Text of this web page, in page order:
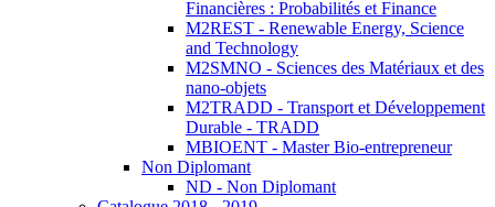
Financières : Probabilités et Finance
M2REST - Renewable Energy, Science
and Technology
M2SMNO - Sciences des Matériaux et des
nano-objets
M2TRADD - Transport et Développement
Durable - TRADD
MBIOENT - Master Bio-entrepreneur
Non Diplomant
ND - Non Diplomant